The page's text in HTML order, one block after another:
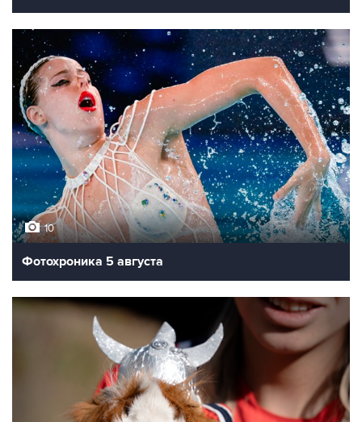
10
Фотохроника 5 августа